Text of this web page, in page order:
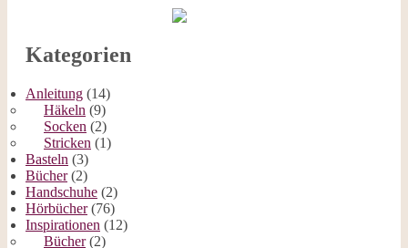
Kategorien
Anleitung (14)
Häkeln (9)
Socken (2)
Stricken (1)
Basteln (3)
Bücher(2)
Handschuhe (2)
Hörbücher(76)
Inspirationen (12)
Bücher(2)